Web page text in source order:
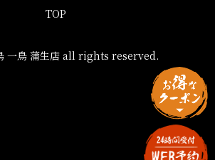
TOP
一鳥 蒲生店 all rights reserved.